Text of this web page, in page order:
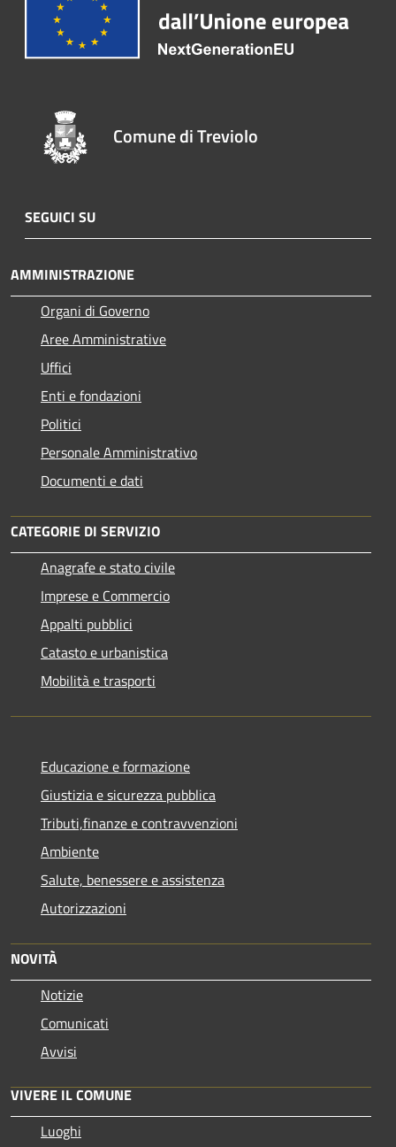
Comune di Treviolo
SEGUICI SU
AMMINISTRAZIONE
Organi di Governo
Aree Amministrative
Uffici
Enti e fondazioni
Politici
Personale Amministrativo
Documenti e dati
CATEGORIE DI SERVIZIO
Anagrafe e stato civile
Imprese e Commercio
Appalti pubblici
Catasto e urbanistica
Mobilità e trasporti
Educazione e formazione
Giustizia e sicurezza pubblica
Tributi,finanze e contravvenzioni
Ambiente
Salute, benessere e assistenza
Autorizzazioni
NOVITÀ
Notizie
Comunicati
Avvisi
VIVERE IL COMUNE
Luoghi